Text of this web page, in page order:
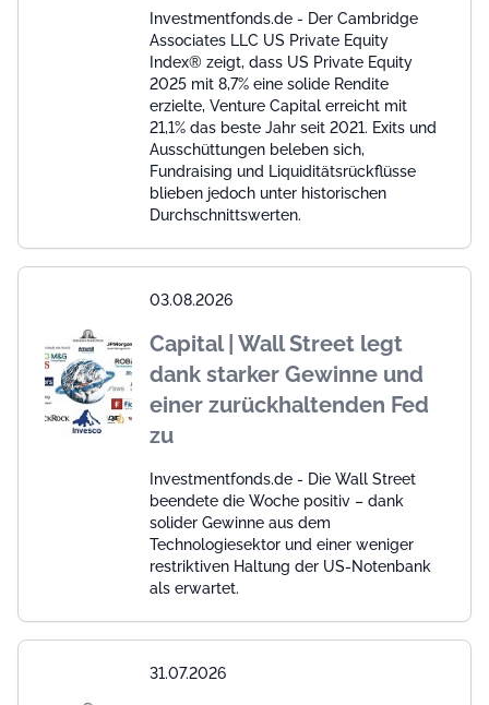
Investmentfonds.de - Der Cambridge
Associates LLC US Private Equity
Index® zeigt, dass US Private Equity
2025 mit 8,7% eine solide Rendite
erzielte, Venture Capital erreicht mit
21,1% das beste Jahr seit 2021. Exits und
Ausschüttungen beleben sich,
Fundraising und Liquiditätsrückflüsse
blieben jedoch unter historischen
Durchschnittswerten.
03.08.2026
Capital | Wall Street legt
dank starker Gewinne und
einer zurückhaltenden Fed
zu
Investmentfonds.de - Die Wall Street
beendete die Woche positiv – dank
solider Gewinne aus dem
Technologiesektor und einer weniger
restriktiven Haltung der US-Notenbank
als erwartet.
31.07.2026